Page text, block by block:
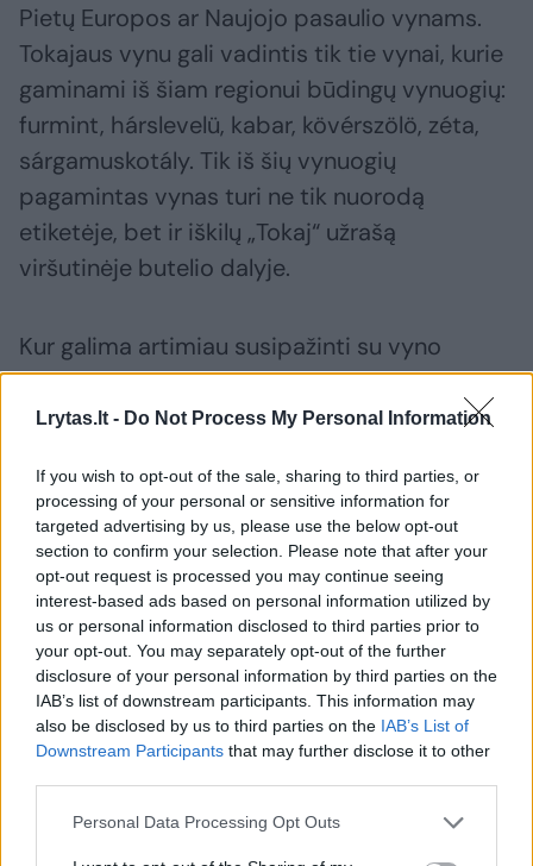
Lrytas.lt - Do Not Process My Personal Information
If you wish to opt-out of the sale, sharing to third parties, or
processing of your personal or sensitive information for
targeted advertising by us, please use the below opt-out
section to confirm your selection. Please note that after your
opt-out request is processed you may continue seeing
interest-based ads based on personal information utilized by
us or personal information disclosed to third parties prior to
your opt-out. You may separately opt-out of the further
disclosure of your personal information by third parties on the
IAB’s list of downstream participants. This information may
also be disclosed by us to third parties on the IAB’s List of
Downstream Participants that may further disclose it to other
Personal Data Processing Opt Outs
Pietų Europos ar Naujojo pasaulio vynams.
Tokajaus vynu gali vadintis tik tie vynai, kurie
gaminami iš šiam regionui būdingų vynuogių:
furmint, hárslevelü, kabar, kövérszölö, zéta,
sárgamuskotály. Tik iš šių vynuogių
pagamintas vynas turi ne tik nuorodą
etiketėje, bet ir iškilų „Tokaj“ užrašą
viršutinėje butelio dalyje.
Kur galima artimiau susipažinti su vyno
gamybos technologijomis ir aplankyti
senovinius rūsius Tokajuje? Aš lankiausi
kad galėtumėte išsirinkti sau patikusią
vietelę.
Demeter Zoltan vinoteka įsikūrusi senovinėje
kepykloje, kurioje jaučiama jauki atmosfera,
stebina suderintas antikvaru alsuojantis
interjeras, pati savininkė Annet pasakoja apie
gaminamus vynus, priderina prie jų
užkandžius, o vidiniame kieme pasodintos
visos šešios Tokajaus vynuogių rūšys.